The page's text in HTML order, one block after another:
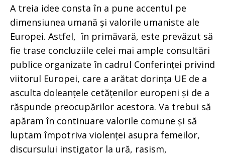
A treia idee consta în a pune accentul pe
dimensiunea umană și valorile umaniste ale
Europei. Astfel, în primăvară, este prevăzut să
fie trase concluziile celei mai ample consultări
publice organizate în cadrul Conferinței privind
viitorul Europei, care a arătat dorința UE de a
asculta doleanțele cetățenilor europeni și de a
răspunde preocupărilor acestora. Va trebui să
apăram în continuare valorile comune și să
luptam împotriva violenței asupra femeilor,
discursului instigator la ură, rasism,